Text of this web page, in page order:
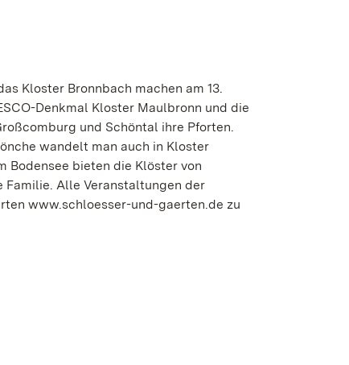
Kloster Bronnbach machen am 13.
Denkmal Kloster Maulbronn und die
und Schöntal ihre Pforten.
wandelt man auch in Kloster
Bodensee bieten die Klöster von
Familie. Alle Veranstaltungen der
www.schloesser-und-gaerten.de zu